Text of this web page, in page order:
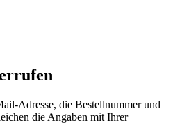
Adresse, die Bestellnummer und
die Angaben mit Ihrer